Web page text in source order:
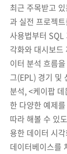
최근 주목받고
과 실전 프로젝
사용법부터 SQL
각화와 대시보드
이터 분석 흐름
그(EPL) 경기 및
분석, <케이팝
한 다양한 예제
따라 해볼 수 있
용한 데이터 시
데이터베이스를